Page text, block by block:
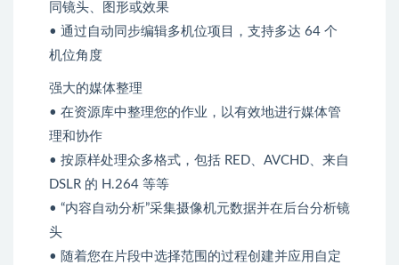
同镜头、图形或效果
• 通过自动同步编辑多机位项目，支持多达 64 个
机位角度
强大的媒体整理
• 在资源库中整理您的作业，以有效地进行媒体管
理和协作
• 按原样处理众多格式，包括 RED、AVCHD、来自
DSLR 的 H.264 等等
• “内容自动分析”采集摄像机元数据并在后台分析镜
头
• 随着您在片段中选择范围的过程创建并应用自定